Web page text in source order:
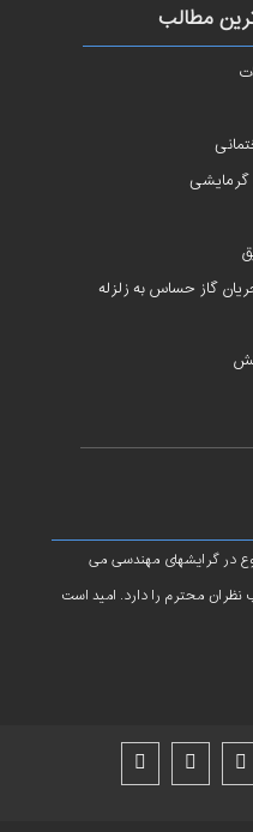
مطالب
گرمایشی
گاز حساس به زلزله
در گرایشهای مهندسی می
محترم را دارد. امید است